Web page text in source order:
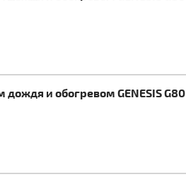
дождя и обогревом GENESIS G80